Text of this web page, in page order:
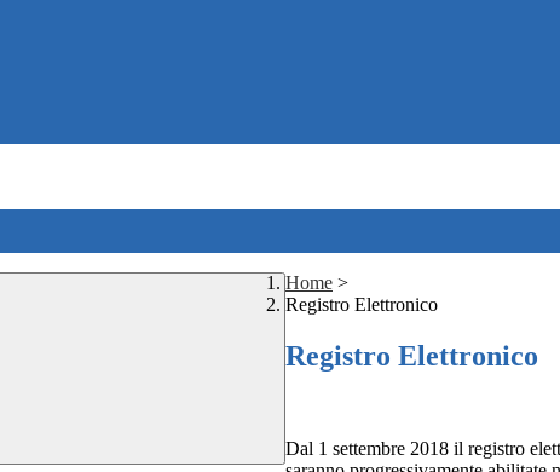
Home >
Registro Elettronico
Registro Elettronico
Dal 1 settembre 2018 il registro